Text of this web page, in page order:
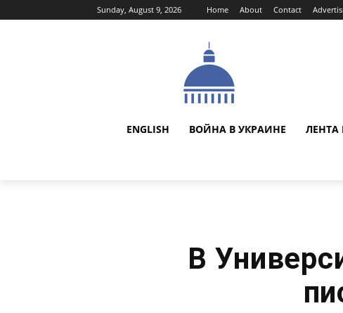
Sunday, August 9, 2026 Home About Contact
ENGLISH ВОЙНА В УКРАИНЕ ЛЕНТА
В